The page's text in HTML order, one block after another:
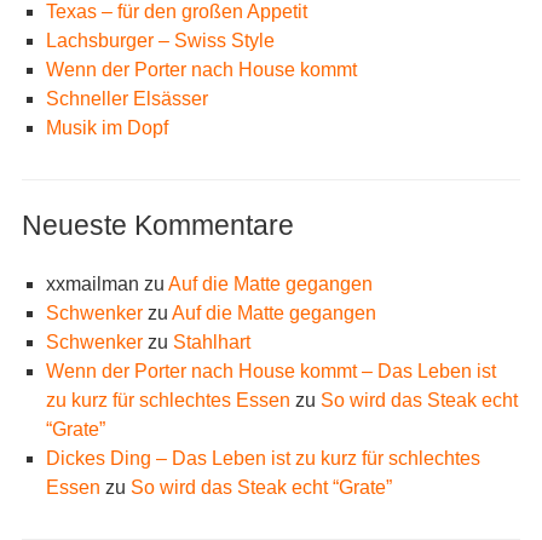
Texas – für den großen Appetit
Lachsburger – Swiss Style
Wenn der Porter nach House kommt
Schneller Elsässer
Musik im Dopf
Neueste Kommentare
xxmailman zu Auf die Matte gegangen
Schwenkerzu Auf die Matte gegangen
Schwenkerzu Stahlhart
Wenn der Porter nach House kommt – Das Leben ist
zu kurz für schlechtes Essen zu So wird das Steak echt
“Grate”
Dickes Ding – Das Leben ist zu kurz für schlechtes
Essen zu So wird das Steak echt “Grate”